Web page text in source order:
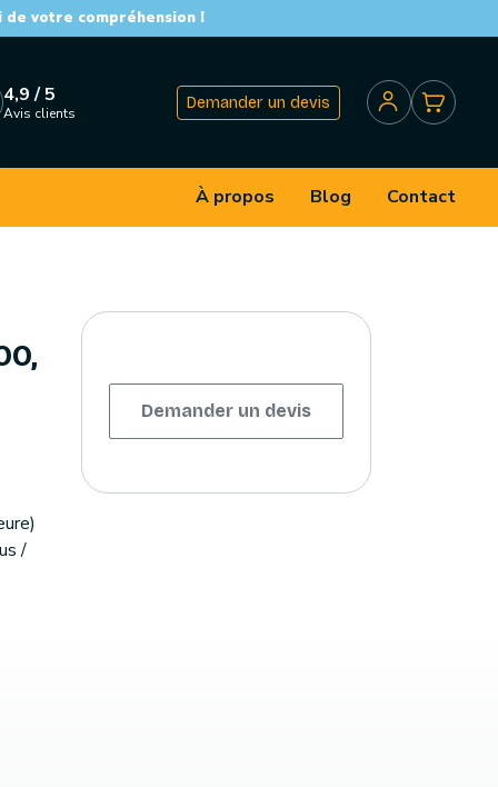
votre compréhension !
4,9 / 5
Avis clients
Demander un devis
À propos Blog Contact
/
Demander un devis